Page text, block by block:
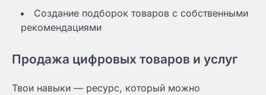
Создание подборок товаров с собственными
рекомендациями
Продажа цифровых товаров и услуг
Твои навыки — ресурс, который можно